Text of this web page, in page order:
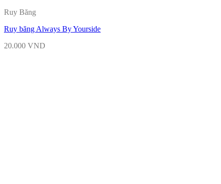
Ruy Băng
Ruy băng Always By Yourside
20.000 VND